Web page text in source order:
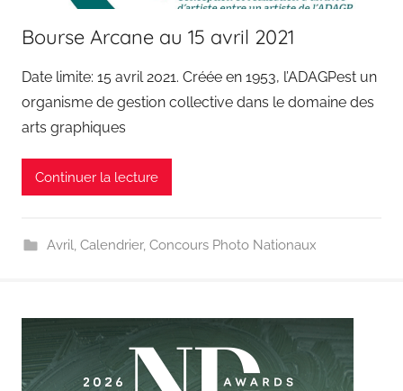
Bourse Arcane au 15 avril 2021
Date limite: 15 avril 2021. Créée en 1953, l’ADAGPest un
organisme de gestion collective dans le domaine des
arts graphiques
Continuer la lecture
Avril, Calendrier, Concours Photo Nationaux